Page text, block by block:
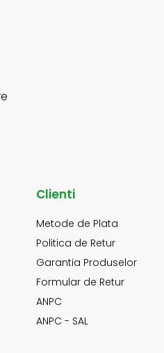
Clienti
Metode de Plata
Politica de Retur
Garantia Produselor
Formular de Retur
ANPC
ANPC - SAL